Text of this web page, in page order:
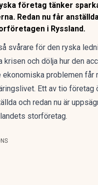
företag tänker
Redan nu får
i Ryssland.
svårare för den ryska
krisen och dölja hur den
ekonomiska problemen får
Ett av tio företag
och redan nu är
storföretag.